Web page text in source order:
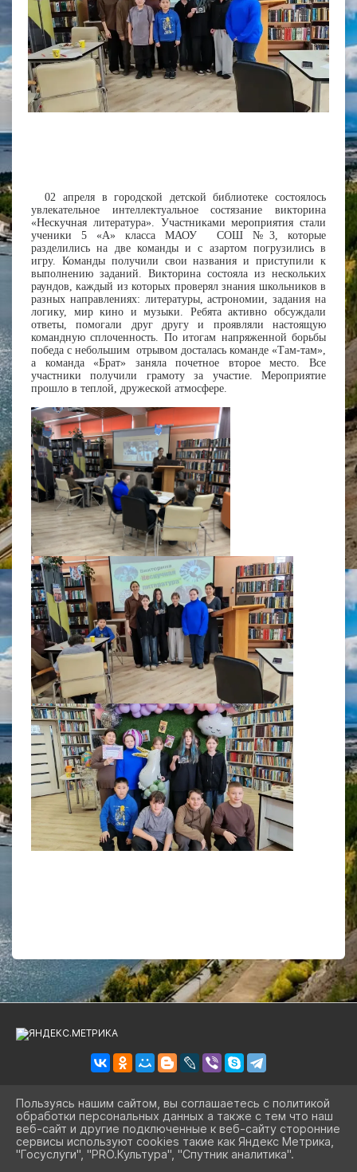
02 апреля в городской детской библиотеке состоялось
увлекательное интеллектуальное состязание викторина
«Нескучная литература». Участниками мероприятия стали
ученики 5 «А» класса МАОУ СОШ №3, которые
разделились на две команды и с азартом погрузились в
игру. Команды получили свои названия и приступили к
выполнению заданий. Викторина состояла из нескольких
раундов, каждый из которых проверял знания школьников в
разных направлениях: литературы, астрономии, задания на
логику, мир кино и музыки. Ребята активно обсуждали
ответы, помогали друг другу и проявляли настоящую
командную сплоченность. По итогам напряженной борьбы
победа с небольшим отрывом досталась команде «Там-там»,
а команда «Брат» заняла почетное второе место. Все
участники получили грамоту за участие. Мероприятие
прошло в теплой, дружеской атмосфере.
2026 Г. BIBLSBK.RU
ВХОД
КАРТА САЙТА
ПОЛИТИКА ОБРАБОТКИ ПЕРСОНАЛЬНЫХ ДАННЫХ
Пользуясь нашим сайтом, вы соглашаетесь с политикой
обработки персональных данных а также с тем что наш
веб-сайт и другие подключенные к веб-сайту сторонние
сервисы используют cookies такие как Яндекс Метрика,
"Госуслуги", "PRO.Культура", "Спутник аналитика".